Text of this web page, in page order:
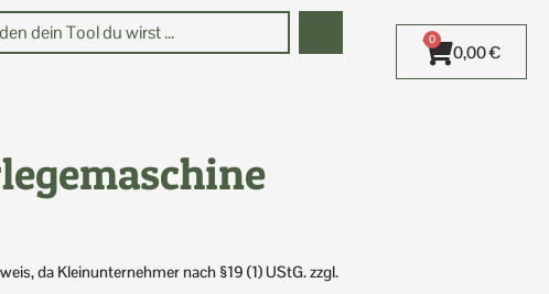
0,00€
0
da Kleinunternehmer nach §19 (1) UStG.zzgl.